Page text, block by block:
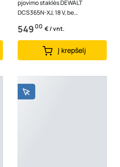
pjovimo staklės DEWALT
DCS365N-XJ, 18 V, be
akumuliatorių ir kroviklio
54900 € / vnt.
Į krepšelį